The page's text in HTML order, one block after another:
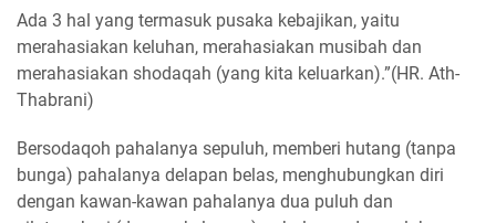
Ada 3 hal yang termasuk pusaka kebajikan, yaitu
merahasiakan keluhan, merahasiakan musibah dan
merahasiakan shodaqah (yang kita keluarkan).”(HR. Ath-
Thabrani)
Bersodaqoh pahalanya sepuluh, memberi hutang (tanpa
bunga) pahalanya delapan belas, menghubungkan diri
dengan kawan-kawan pahalanya dua puluh dan